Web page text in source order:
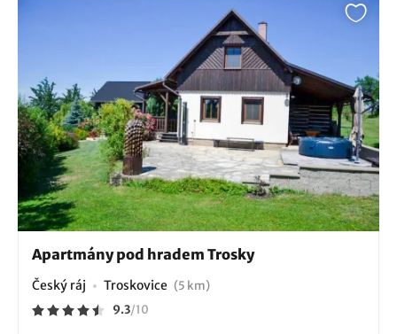
Apartmány pod hradem Trosky
Český ráj Troskovice (5 km)
9.3/10